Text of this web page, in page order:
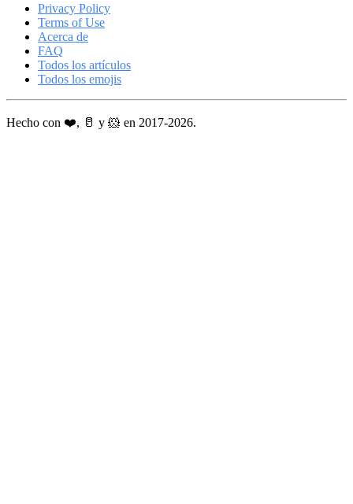
Privacy Policy
Terms of Use
Acerca de
FAQ
Todos los artículos
Todos los emojis
Hecho con ❤️, 🥛 y 🐹 en 2017-2026.